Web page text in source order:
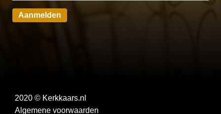
Aanmelden
2020 © Kerkkaars.nl
Algemene voorwaarden